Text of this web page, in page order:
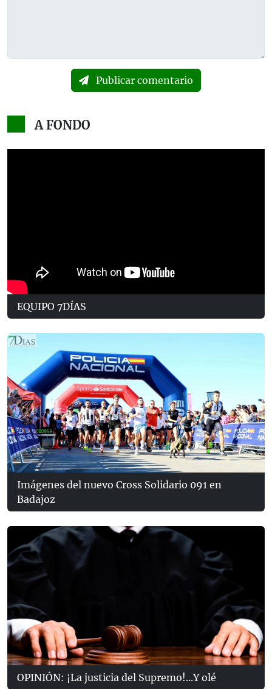
Publicar comentario
A FONDO
EQUIPO 7DÍAS
Imágenes del nuevo Cross Solidario 091 en
Badajoz
OPINIÓN: ¡La justicia del Supremo!...Y olé